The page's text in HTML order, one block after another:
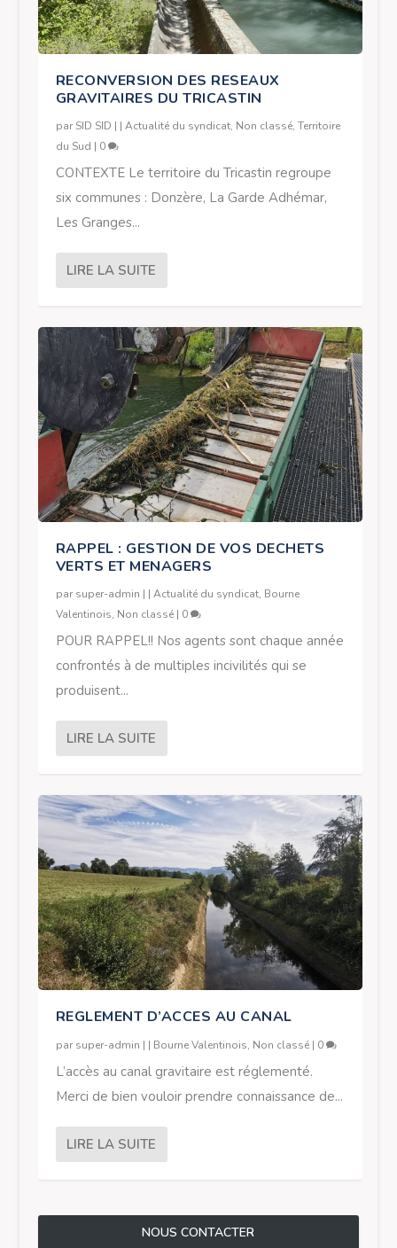
RECONVERSION DES RESEAUX
GRAVITAIRES DU TRICASTIN
parSID SID | | Actualité du syndicat, Non classé, Territoire
du Sud | 0
CONTEXTE Le territoire du Tricastin regroupe
six communes : Donzère, La Garde Adhémar,
Les Granges...
LIRE LA SUITE
RAPPEL : GESTION DE VOS DECHETS
VERTS ET MENAGERS
parsuper-admin | | Actualité du syndicat, Bourne
Valentinois, Non classé| 0
POUR RAPPEL!! Nos agents sont chaque année
confrontés à de multiples incivilités qui se
produisent...
LIRE LA SUITE
REGLEMENT D’ACCES AU CANAL
parsuper-admin | | Bourne Valentinois, Non classé| 0
L’accès au canal gravitaire est réglementé.
Merci de bien vouloir prendre connaissance de...
LIRE LA SUITE
NOUS CONTACTER